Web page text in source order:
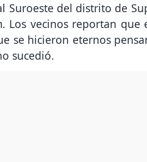
Suroeste del distrito de
Los vecinos reportan
se hicieron eternos
sucedió.